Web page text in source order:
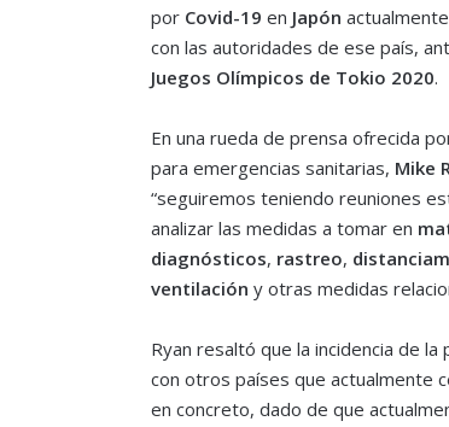
por Covid-19 en Japón
con las autoridades de ese país,
Juegos Olímpicos de Tokio 2020.
En una rueda de prensa ofrecida
para emergencias sanitarias, Mike
“seguiremos teniendo reuniones
analizar las medidas a tomar en
diagnósticos, rastreo,
ventilación y otras medidas
Ryan resaltó que la incidencia de la
con otros países que actualmente
en concreto, dado de que